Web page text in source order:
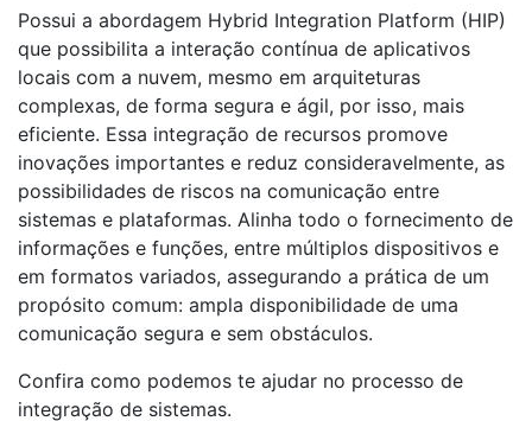
Possui a abordagem Hybrid Integration Platform (HIP)
que possibilita a interação contínua de aplicativos
locais com a nuvem, mesmo em arquiteturas
complexas, de forma segura e ágil, por isso, mais
eficiente. Essa integração de recursos promove
inovações importantes e reduz consideravelmente, as
possibilidades de riscos na comunicação entre
sistemas e plataformas. Alinha todo o fornecimento de
informações e funções, entre múltiplos dispositivos e
em formatos variados, assegurando a prática de um
propósito comum: ampla disponibilidade de uma
comunicação segura e sem obstáculos.
Confira como podemos te ajudar no processo de
integração de sistemas.